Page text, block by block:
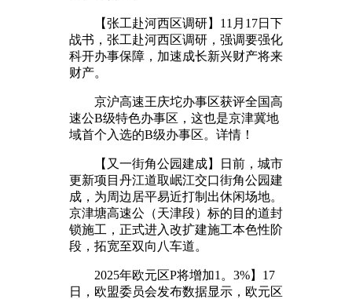
【张工赴河西区调研】11月17日下
战书，张工赴河西区调研，强调要强化
科开办事保障，加速成长新兴财产将来
财产。
京沪高速王庆坨办事区获评全国高
速公B级特色办事区，这也是京津冀地
域首个入选的B级办事区。详情！
【又一街角公园建成】日前，城市
更新项目丹江道取岷江交口街角公园建
成，为周边居平易近打制出休闲场地。
京津塘高速公（天津段）标的目的道封
锁施工，正式进入改扩建施工本色性阶
段，拓宽至双向八车道。
2025年欧元区P将增加1。3%】17
日，欧盟委员会发布数据显示，欧元区